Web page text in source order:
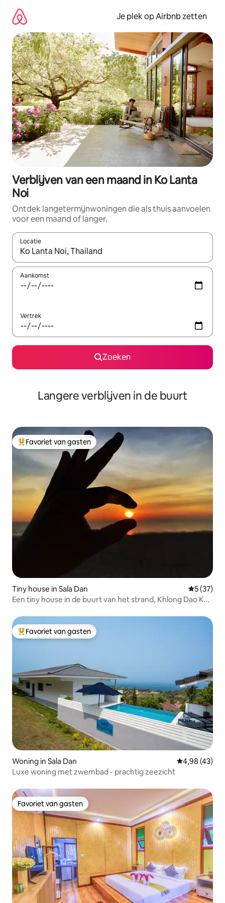
direct
naar
inhoud
Je plek op Airbnb zetten
Verblijven van een maand in Ko Lanta
Noi
Ontdek langetermijnwoningen die als thuis aanvoelen
voor een maand of langer.
Locatie
Wanneer er resultaten beschikbaar zijn, maak je een keuze
Aankomst
Vertrek
Zoeken
Langere verblijven in de buurt
Topfavoriet van gasten
Favoriet van gasten
Tiny house in Sala Dan
5 (37)
Een tiny house in de buurt van het strand, Khlong Dao Koh
Topfavoriet van gasten
Favoriet van gasten
Woning in Sala Dan Gemiddelde
4,98 (43)
Luxe woning met zwembad - prachtig zeezicht
Favoriet van gasten
Favoriet van gasten